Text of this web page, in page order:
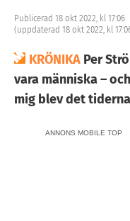
Publicerad 18 okt 2022, kl 17:06
(uppdaterad 18 okt 2022, kl
KRÖNIKA Per
vara människa –
mig blev det
ANNONS MOBILE TOP